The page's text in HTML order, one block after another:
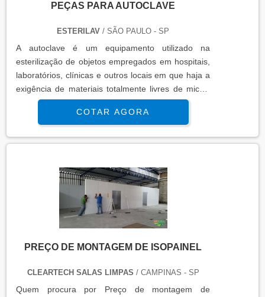
PEÇAS PARA AUTOCLAVE
ESTERILAV / SÃO PAULO - SP
A autoclave é um equipamento utilizado na
esterilização de objetos empregados em hospitais,
laboratórios, clínicas e outros locais em que haja a
exigência de materiais totalmente livres de micro-
organismos, particulados e contaminantes em
geral. Para ter um funcionamento adequado, o
equipamento deve contar com diversos
componentes, as chamadas peças para autoclave.
os compone..
COTAR AGORA
PREÇO DE MONTAGEM DE ISOPAINEL
CLEARTECH SALAS LIMPAS / CAMPINAS - SP
Quem procura por Preço de montagem de